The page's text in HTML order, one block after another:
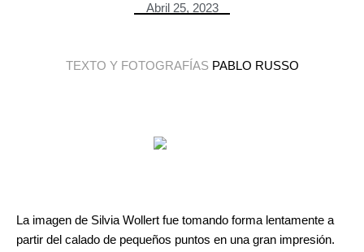
Abril 25, 2023
TEXTO Y FOTOGRAFÍASPABLO RUSSO
La imagen de Silvia Wollert fue tomando forma lentamente a
partir del calado de pequeños puntos en una gran impresión.